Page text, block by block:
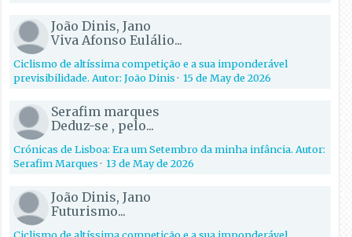
João Dinis, Jano
Viva Afonso Eulálio...
Ciclismo de altíssima competição e a sua imponderável
previsibilidade. Autor: João Dinis·15 de May de 2026
Serafim marques
Deduz-se , pelo...
Crónicas de Lisboa: Era um Setembro da minha infância. Autor:
Serafim Marques·13 de May de 2026
João Dinis, Jano
Futurismo...